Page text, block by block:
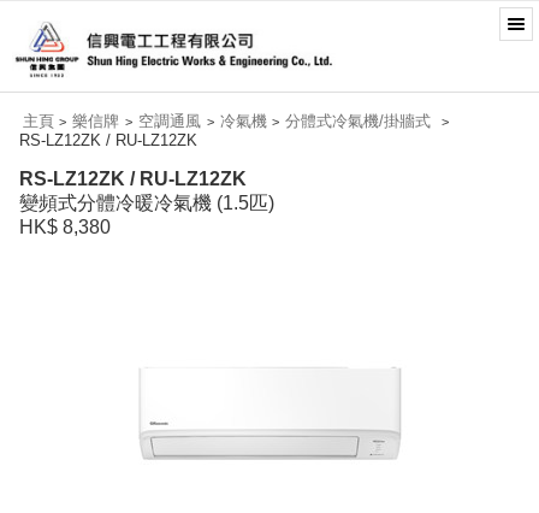
主頁 > 樂信牌 > 空調通風 > 冷氣機 > 分體式冷氣機/掛牆式 >
RS-LZ12ZK / RU-LZ12ZK
RS-LZ12ZK / RU-LZ12ZK
變頻式分體冷暖冷氣機 (1.5匹)
HK$ 8,380